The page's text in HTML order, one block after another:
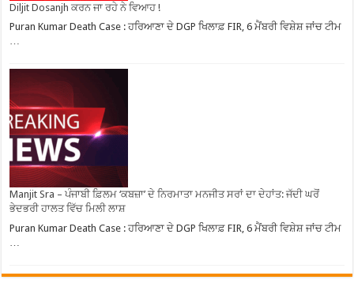
Diljit Dosanjh ਕਰਨ ਜਾ ਰਹੇ ਨੇ ਵਿਆਹ !
Puran Kumar Death Case : ਹਰਿਆਣਾ ਦੇ DGP ਖਿਲਾਫ਼ FIR, 6 ਮੈਂਬਰੀ ਵਿਸ਼ੇਸ਼ ਜਾਂਚ ਟੀਮ
…
Manjit Sra – ਪੰਜਾਬੀ ਫ਼ਿਲਮ ‘ਕਬਜ਼ਾ’ ਦੇ ਨਿਰਮਾਤਾ ਮਨਜੀਤ ਸਰਾਂ ਦਾ ਦੇਹਾਂਤ: ਜੱਦੀ ਘਰੋਂ
ਭੇਦਭਰੀ ਹਾਲਤ ਵਿੱਚ ਮਿਲੀ ਲਾਸ਼
Puran Kumar Death Case : ਹਰਿਆਣਾ ਦੇ DGP ਖਿਲਾਫ਼ FIR, 6 ਮੈਂਬਰੀ ਵਿਸ਼ੇਸ਼ ਜਾਂਚ ਟੀਮ